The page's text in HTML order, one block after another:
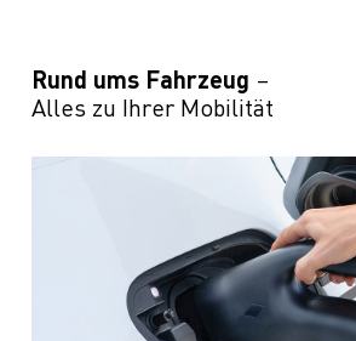
Rund ums Fahrzeug
Alles zu Ihrer Mobilität